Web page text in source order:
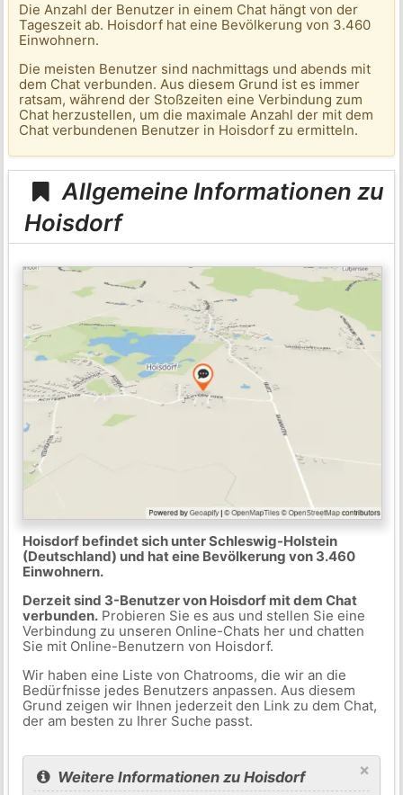
Die Anzahl der Benutzer in einem Chat hängt von der
Tageszeit ab. Hoisdorf hat eine Bevölkerung von 3.460
Einwohnern.
Die meisten Benutzer sind nachmittags und abends mit
dem Chat verbunden. Aus diesem Grund ist es immer
ratsam, während der Stoßzeiten eine Verbindung zum
Chat herzustellen, um die maximale Anzahl der mit dem
Chat verbundenen Benutzer in Hoisdorf zu ermitteln.
Allgemeine Informationen zu
Hoisdorf
Hoisdorf befindet sich unter Schleswig-Holstein
(Deutschland) und hat eine Bevölkerung von 3.460
Einwohnern.
Derzeit sind 3-Benutzer von Hoisdorf mit dem Chat
verbunden.Probieren Sie es aus und stellen Sie eine
Verbindung zu unseren Online-Chats her und chatten
Sie mit Online-Benutzern von Hoisdorf.
Wir haben eine Liste von Chatrooms, die wir an die
Bedürfnisse jedes Benutzers anpassen. Aus diesem
Grund zeigen wir Ihnen jederzeit den Link zu dem Chat,
der am besten zu Ihrer Suche passt.
×
Weitere Informationen zu Hoisdorf